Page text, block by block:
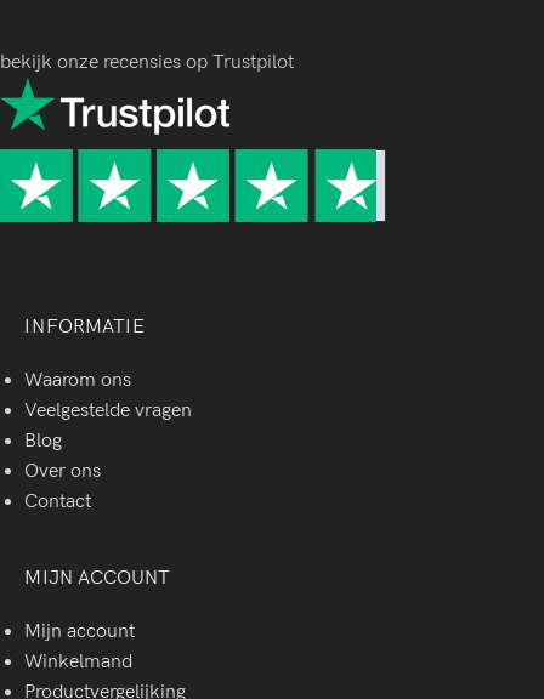
bekijk onze recensies op Trustpilot
INFORMATIE
Waarom ons
Veelgestelde vragen
Blog
Over ons
Contact
MIJN ACCOUNT
Mijn account
Winkelmand
Productvergelijking